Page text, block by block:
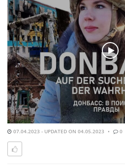
07.04.2023 - UPDATED ON 04.05.2023 0